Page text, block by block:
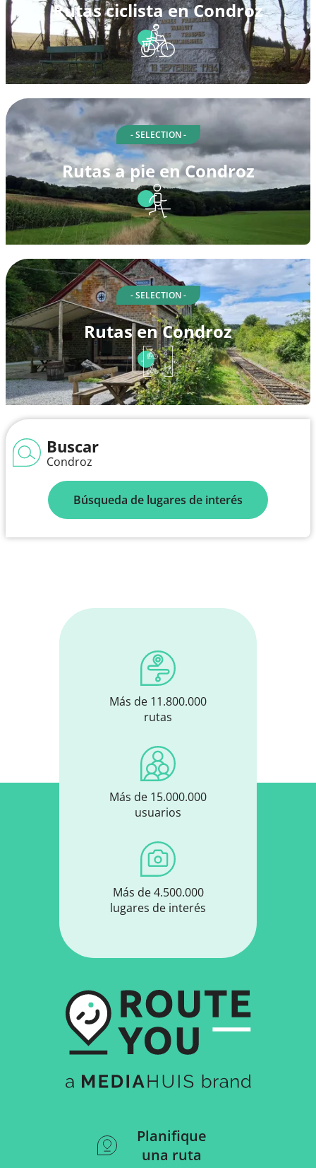
Rutas ciclista en Condroz
- SELECTION -
Rutas a pie en Condroz
- SELECTION -
Rutas en Condroz
Buscar
Condroz
Búsqueda de lugares de interés
Más de 11.800.000
rutas
Más de 15.000.000
usuarios
Más de 4.500.000
lugares de interés
Planifique
una ruta